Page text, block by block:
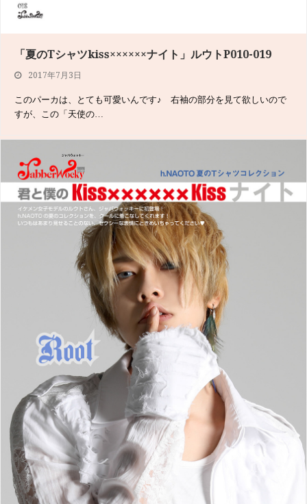
「夏のTシャツkiss××××××ナイト」ルウトP010-019
2017年7月3日
このパーカは、とても可愛いんです♪ 右袖の部分を見て欲しいので
すが、この「天使の…